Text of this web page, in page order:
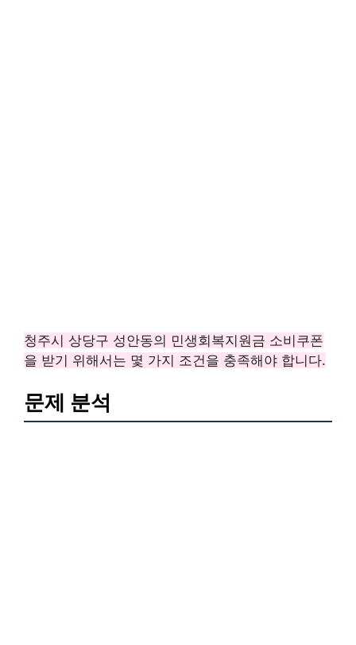
청주시 상당구 성안동의 민생회복지원금 소비쿠폰
을 받기 위해서는 몇 가지 조건을 충족해야 합니다.
문제 분석